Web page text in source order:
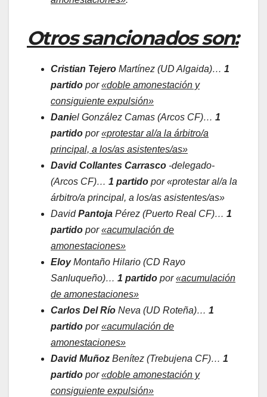
Otros sancionados son:
Cristian Tejero Martínez (UD Algaida)… 1
partido por«doble amonestación y
consiguiente expulsión»
Daniel González Camas (Arcos CF)… 1
partido por«protestar al/a la árbitro/a
principal, a los/as asistentes/as»
David Collantes Carrasco -delegado-
(Arcos CF)… 1 partido por «protestar al/a la
árbitro/a principal, a los/as asistentes/as»
DavidPantoja Pérez (Puerto Real CF)… 1
partido por«acumulación de
amonestaciones»
EloyMontaño Hilario (CD Rayo
Sanluqueño)… 1 partido por«acumulación
de amonestaciones»
Carlos Del Río Neva (UD Roteña)… 1
partido por«acumulación de
amonestaciones»
David Muñoz Benítez (Trebujena CF)… 1
partido por«doble amonestación y
consiguiente expulsión»